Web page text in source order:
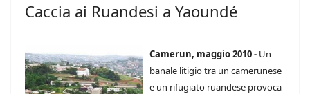
Caccia ai Ruandesi a Yaoundé
Camerun, maggio 2010 - Un
banale litigio tra un camerunese
e un rifugiato ruandese provoca